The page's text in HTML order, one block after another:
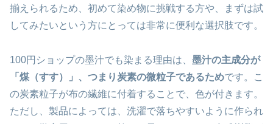
揃えられるため、初めて染め物に挑戦する方や、まずは試
してみたいという方にとっては非常に便利な選択肢です。
100円ショップの墨汁でも染まる理由は、 墨汁の主成分が
「煤（すす）」、つまり炭素の微粒子であるためです。こ
の炭素粒子が布の繊維に付着することで、色が付きます。
ただし、製品によっては、洗濯で落ちやすいように作られ